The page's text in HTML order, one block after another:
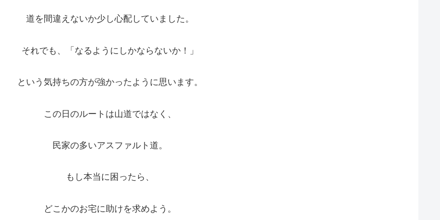
道を間違えないか少し心配していました。
それでも、「なるようにしかならないか！」
という気持ちの方が強かったように思います。
この日のルートは山道ではなく、
民家の多いアスファルト道。
もし本当に困ったら、
どこかのお宅に助けを求めよう。